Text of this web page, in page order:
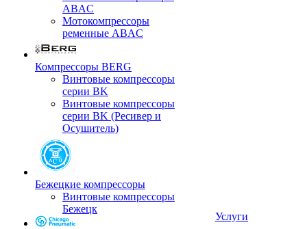
ABAC
Мотокомпрессоры
ременные ABAC
Компрессоры BERG
Винтовые компрессоры
серии BK
Винтовые компрессоры
серии BK (Ресивер и
Осушитель)
Бежецкие компрессоры
Винтовые компрессоры
Бежецк
Услуги